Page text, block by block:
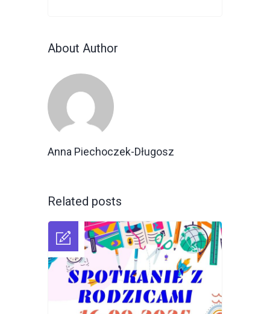
About Author
Anna Piechoczek-Długosz
Related posts